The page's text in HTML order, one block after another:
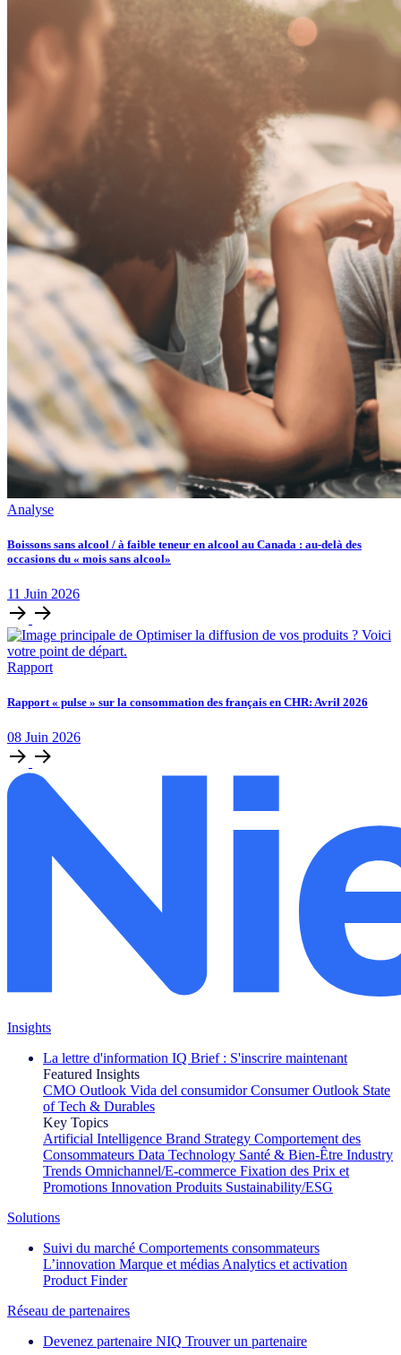
Analyse
Boissons sans alcool / à faible teneur en alcool au Canada : au-delà des
occasions du « mois sans alcool»
11 Juin 2026
Rapport
Rapport « pulse » sur la consommation des français en CHR: Avril 2026
08 Juin 2026
Insights
La lettre d'information IQ Brief : S'inscrire maintenant
Featured Insights
CMO Outlook Vida del consumidor Consumer Outlook State
of Tech & Durables
Key Topics
Artificial Intelligence Brand Strategy Comportement des
Consommateurs Data Technology Santé & Bien-Être Industry
Trends Omnichannel/E-commerce Fixation des Prix et
Promotions Innovation Produits Sustainability/ESG
Solutions
Suivi du marché Comportements consommateurs
L’innovation Marque et médiasAnalytics et activation
Product Finder
Réseau de partenaires
Devenez partenaire NIQ Trouver un partenaire